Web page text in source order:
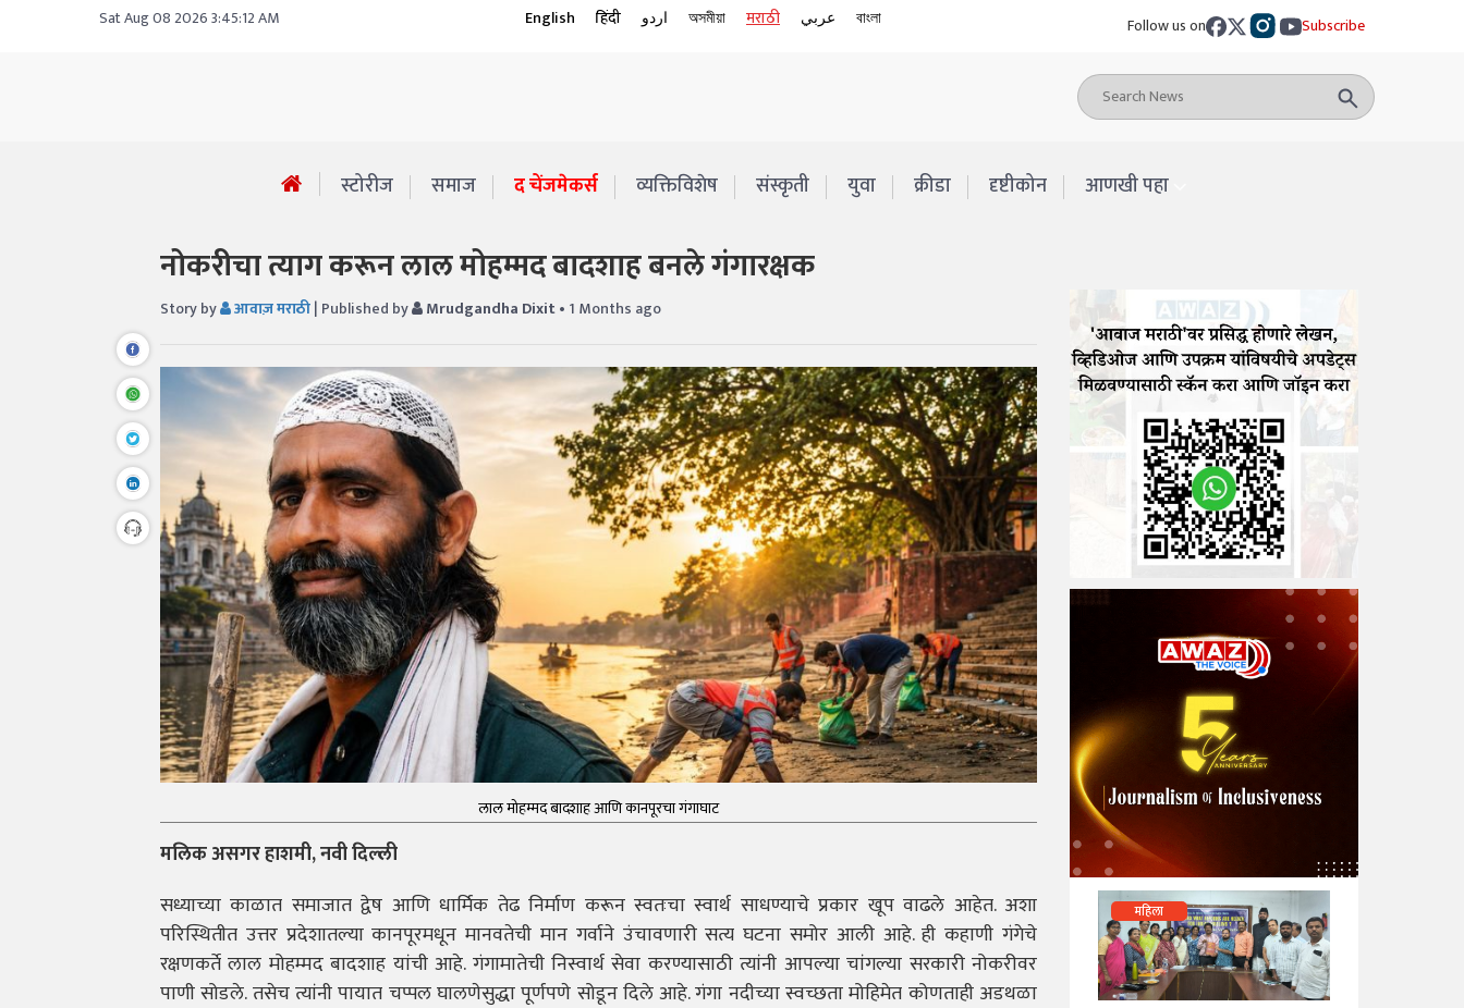
Sat Aug 08 2026 3:45:12 AM English हिंदी اردو অসমীয়া मराठी عربي বাংলা Follow us on Subscribe
स्टोरीज समाज द चेंजमेकर्स व्यक्तिविशेष संस्कृती युवा क्रीडा दृष्टीकोन आणखी पहा
नोकरीचा त्याग करून लाल मोहम्मद बादशाह बनले गंगारक्षक
Story by आवाज़ मराठी| Published by Mrudgandha Dixit• 1 Months ago
लाल मोहम्मद बादशाह आणि कानपूरचा गंगाघाट
मलिक असगर हाशमी, नवी दिल्ली
सध्याच्या काळात समाजात द्वेष आणि धार्मिक तेढ निर्माण करून स्वतःचा स्वार्थ साधण्याचे प्रकार खूप वाढले आहेत. अशा
परिस्थितीत उत्तर प्रदेशातल्या कानपूरमधून मानवतेची मान गर्वाने उंचावणारी सत्य घटना समोर आली आहे. ही कहाणी गंगेचे
रक्षणकर्ते लाल मोहम्मद बादशाह यांची आहे. गंगामातेची निस्वार्थ सेवा करण्यासाठी त्यांनी आपल्या चांगल्या सरकारी नोकरीवर
पाणी सोडले. तसेच त्यांनी पायात चप्पल घालणेसुद्धा पूर्णपणे सोडून दिले आहे. गंगा नदीच्या स्वच्छता मोहिमेत कोणताही अडथळा
महिला